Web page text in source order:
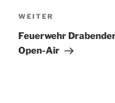
Nächster
Beitrag
WEITER
Feuerwehr
Open-Air